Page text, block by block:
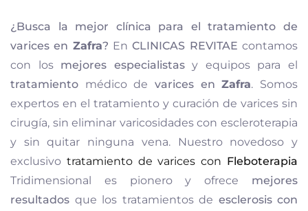
¿Busca la mejor clínica para el tratamiento de
varices en Zafra? EnCLINICAS REVITAE contamos
con los mejores especialistasy equipos para el
tratamiento médico de varices enZafra. Somos
expertos en el tratamiento y curación de varices sin
cirugía, sin eliminar varicosidades con escleroterapia
y sin quitar ninguna vena. Nuestro novedoso y
exclusivo tratamiento de varices con Fleboterapia
Tridimensional es pionero y ofrece mejores
resultados que los tratamientos de esclerosis con